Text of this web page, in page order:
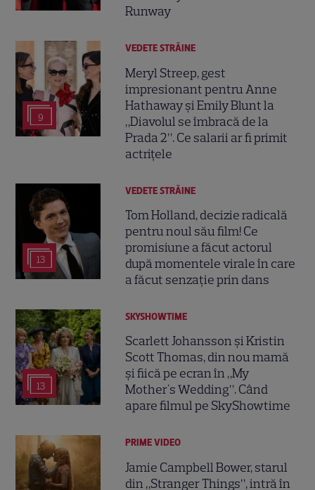
Runway
9
VEDETE STRĂINE
Meryl Streep, gest
impresionant pentru Anne
Hathaway și Emily Blunt la
„Diavolul se îmbracă de la
Prada 2”. Ce salarii ar fi primit
actrițele
13
VEDETE STRĂINE
Tom Holland, decizie radicală
pentru noul său film! Ce
promisiune a făcut actorul
după momentele virale în care
a făcut senzație prin dans
13
SKYSHOWTIME
Scarlett Johansson și Kristin
Scott Thomas, din nou mamă
și fiică pe ecran în „My
Mother's Wedding”. Când
apare filmul pe SkyShowtime
PRIME VIDEO
Jamie Campbell Bower, starul
din „Stranger Things”, intră în